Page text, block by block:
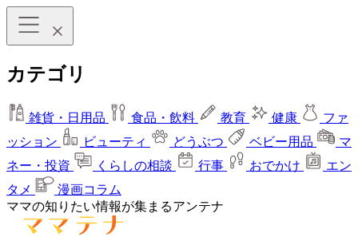
カテゴリ
雑貨・日用品 食品・飲料 教育 健康
ファ
ッション
ビューティ どうぶつ ベビー用品
マ
ネー・投資
くらしの相談 行事 おでかけ
エン
タメ
漫画コラム
ママの知りたい情報が集まるアンテナ